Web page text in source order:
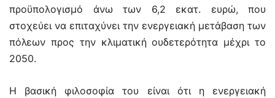
προϋπολογισμό άνω των 6,2 εκατ. ευρώ, που
στοχεύει να επιταχύνει την ενεργειακή μετάβαση των
πόλεων προς την κλιματική ουδετερότητα μέχρι το
2050.
Η βασική φιλοσοφία του είναι ότι η ενεργειακή